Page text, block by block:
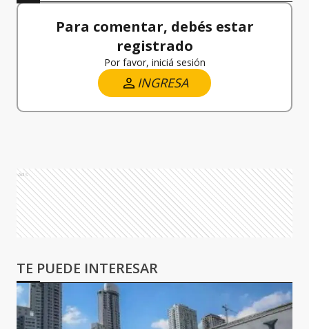
Para comentar, debés estar
registrado
Por favor, iniciá sesión
INGRESA
Ads
TE PUEDE INTERESAR